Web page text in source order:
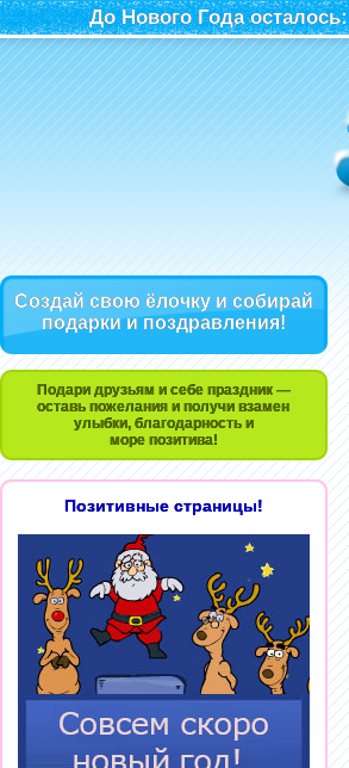
До Нового Года осталось:
Создай свою ёлочку и собирай
подарки и поздравления!
Подари друзьям и себе праздник —
оставь пожелания и получи взамен
улыбки, благодарность и
море позитива!
Позитивные страницы!